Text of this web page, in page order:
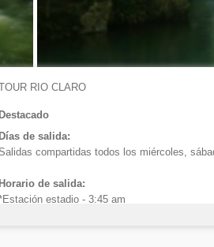
RIO CLARO
Destacado
Días de salida:
compartidas todos los miércoles,
Horario de salida:
estadio - 3:45 am
*Cámara de Comercio de Medellín ubicada